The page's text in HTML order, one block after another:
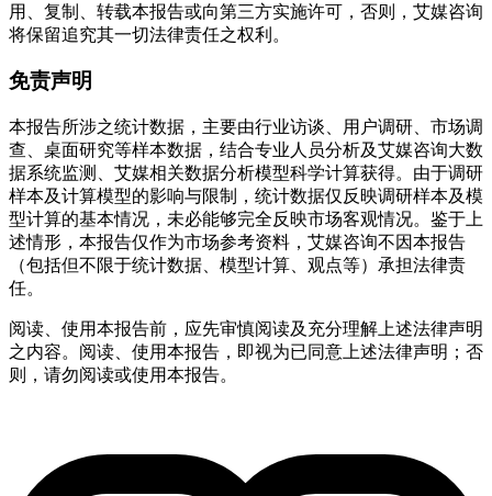
用、复制、转载本报告或向第三方实施许可，否则，艾媒咨询
将保留追究其一切法律责任之权利。
免责声明
本报告所涉之统计数据，主要由行业访谈、用户调研、市场调
查、桌面研究等样本数据，结合专业人员分析及艾媒咨询大数
据系统监测、艾媒相关数据分析模型科学计算获得。由于调研
样本及计算模型的影响与限制，统计数据仅反映调研样本及模
型计算的基本情况，未必能够完全反映市场客观情况。鉴于上
述情形，本报告仅作为市场参考资料，艾媒咨询不因本报告
（包括但不限于统计数据、模型计算、观点等）承担法律责
任。
阅读、使用本报告前，应先审慎阅读及充分理解上述法律声明
之内容。阅读、使用本报告，即视为已同意上述法律声明；否
则，请勿阅读或使用本报告。